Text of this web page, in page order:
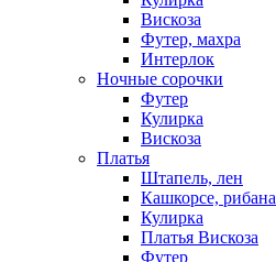
Вискоза
Футер, махра
Интерлок
Ночные сорочки
Футер
Кулирка
Вискоза
Платья
Штапель, лен
Кашкорсе, рибана
Кулирка
Платья Вискоза
Футер